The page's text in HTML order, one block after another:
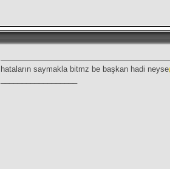
hataların saymakla bitmz be başkan hadi neyse